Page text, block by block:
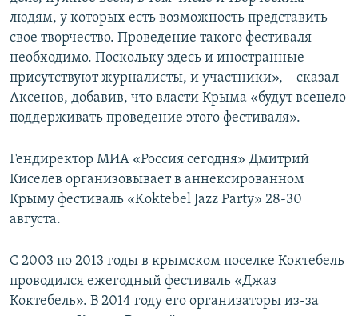
людям, у которых есть возможность представить
свое творчество. Проведение такого фестиваля
необходимо. Поскольку здесь и иностранные
присутствуют журналисты, и участники», – сказал
Аксенов, добавив, что власти Крыма «будут всецело
поддерживать проведение этого фестиваля».
Гендиректор МИА «Россия сегодня» Дмитрий
Киселев организовывает в аннексированном
Крыму фестиваль «Koktebel Jazz Party» 28-30
августа.
С 2003 по 2013 годы в крымском поселке Коктебель
проводился ежегодный фестиваль «Джаз
Коктебель». В 2014 году его организаторы из-за